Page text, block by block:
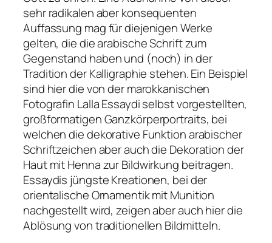
sehr radikalen aber konsequenten
Auffassung mag für diejenigen Werke
gelten, die die arabische Schrift zum
Gegenstand haben und (noch) in der
Tradition der Kalligraphie stehen. Ein Beispiel
sind hier die von der marokkanischen
Fotografin Lalla Essaydi selbst vorgestellten,
großformatigen Ganzkörperportraits, bei
welchen die dekorative Funktion arabischer
Schriftzeichen aber auch die Dekoration der
Haut mit Henna zur Bildwirkung beitragen.
Essaydis jüngste Kreationen, bei der
orientalische Ornamentik mit Munition
nachgestellt wird, zeigen aber auch hier die
Ablösung von traditionellen Bildmitteln.